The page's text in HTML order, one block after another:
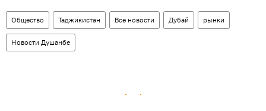
Общество Таджикистан Все новости Дубай рынки
Новости Душанбе